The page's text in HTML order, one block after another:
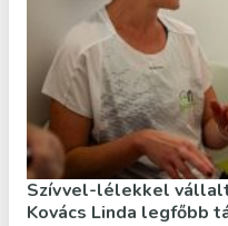
Szívvel-lélekkel
Kovács Linda legfőbb